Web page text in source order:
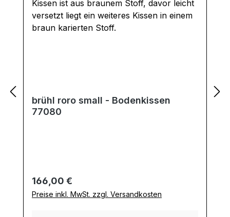
brühl roro small - Bodenkissen
77080
Regulärer Preis:
166,00 €
Preise inkl. MwSt. zzgl. Versandkosten